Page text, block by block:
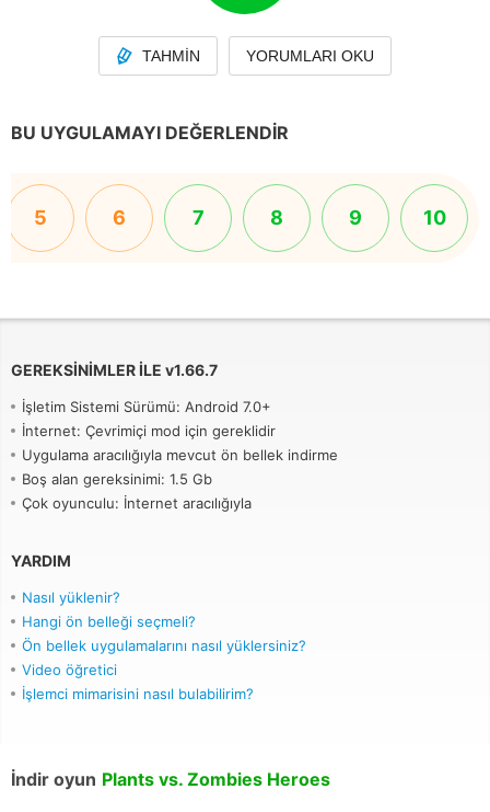
TAHMIN YORUMLARI OKU
BU UYGULAMAYI DEĞERLENDIR
5 6 7 8 9 10
GEREKSINIMLER ILE v1.66.7
İşletim Sistemi Sürümü: Android 7.0+
İnternet: Çevrimiçi mod için gereklidir
Uygulama aracılığıyla mevcut ön bellek indirme
Boş alan gereksinimi: 1.5 Gb
Çok oyunculu: İnternet aracılığıyla
YARDIM
Nasıl yüklenir?
Hangi ön belleği seçmeli?
Ön bellek uygulamalarını nasıl yüklersiniz?
Video öğretici
İşlemci mimarisini nasıl bulabilirim?
İndir oyun Plants vs. Zombies Heroes